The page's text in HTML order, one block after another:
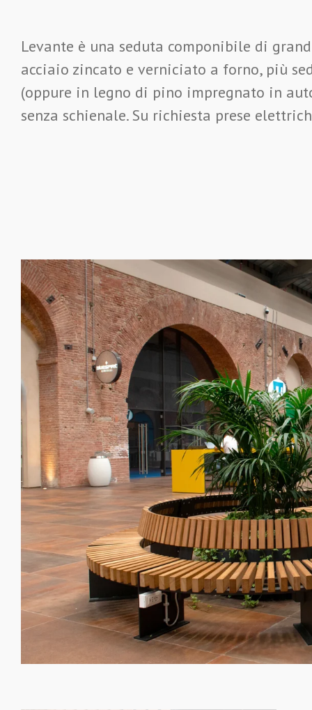
Levante è una seduta componibile di
acciaio zincato e verniciato a forno, più
(oppure in legno di pino impregnato in
senza schienale. Su richiesta prese